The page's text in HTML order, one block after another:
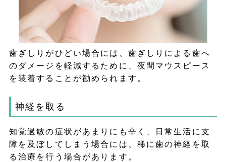
歯ぎしりがひどい場合には、歯ぎしりによる歯へ
のダメージを軽減するために、夜間マウスピース
を装着することが勧められます。
神経を取る
知覚過敏の症状があまりにも辛く、日常生活に支
障を及ぼしてしまう場合には、稀に歯の神経を取
る治療を行う場合があります。